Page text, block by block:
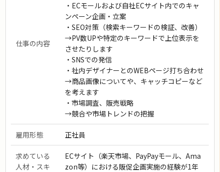
仕事の内容
・ECモールおよび自社ECサイト内でのキャ
ンペーン企画・立案
・SEO対策（検索キーワードの検証、改善）
→PV数UPや特定のキーワードで上位表示を
させたりします
・SNSでの発信
・社内デザイナーとのWEBページ打ち合わせ
→商品画像についてや、キャッチコピーなど
を考えます
・市場調査、販売戦略
→競合や市場トレンドの把握
雇用形態 正社員
求めている
人材・スキ
ECサイト（楽天市場、PayPayモール、Ama
zon等）における販促企画実施の経験が1年